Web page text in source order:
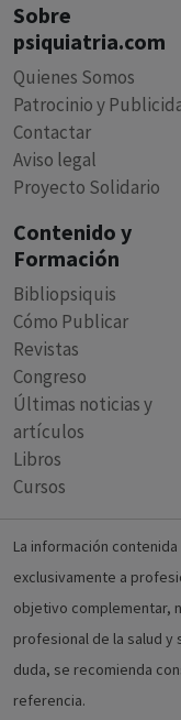
Sobre
psiquiatria.com
Quienes Somos
Patrocinio y
Contactar
Aviso legal
Proyecto Solidario
Contenido y
Formación
Bibliopsiquis
Cómo Publicar
Revistas
Congreso
Últimas noticias y
artículos
Libros
Cursos
La información
exclusivamente a
objetivo complementar,
profesional de la salud y
duda, se recomienda
referencia.